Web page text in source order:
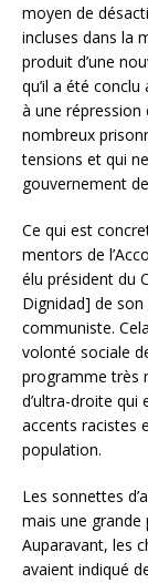
moyen de
incluses dans la
produit d’une
qu’il a été
à une répression
nombreux
tensions et qui
gouvernement
Ce qui est
mentors de
élu président du
Dignidad] de
communiste.
volonté sociale
programme très
d’ultra-droite qui
accents racistes
population.
Les sonnettes
mais une grande
Auparavant, les
avaient indiqué